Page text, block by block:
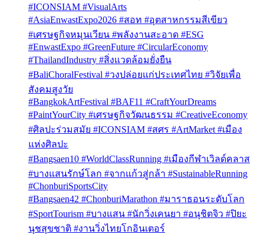
#ICONSIAM #VisualArts
#AsiaEnwastExpo2026 #สอท #อุตสาหกรรมสีเขียว
#เศรษฐกิจหมุนเวียน #พลังงานสะอาด #ESG
#EnwastExpo #GreenFuture #CircularEconomy
#ThailandIndustry #สิ่งแวดล้อมยั่งยืน
#BaliChoralFestival #วงปล่อยแก่ประเทศไทย #วิจัยเพื่อ
สังคมสูงวัย
#BangkokArtFestival #BAF11 #CraftYourDreams
#PaintYourCity #เศรษฐกิจวัฒนธรรม #CreativeEconomy
#ศิลปะร่วมสมัย #ICONSIAM #สศร #ArtMarket #เมือง
แห่งศิลปะ
#Bangsaen10 #WorldClassRunning #เมืองกีฬาเวิลด์คลาส
#บางแสนรักษ์โลก #จากแก้วสู่กล้า #SustainableRunning
#ChonburiSportsCity
#Bangsaen42 #ChonburiMarathon #มาราธอนระดับโลก
#SportTourism #บางแสน #นักวิ่งเคนยา #อนุชิตจิว #ปิยะ
นุชสุขชาติ #งานวิ่งไทยโกอินเตอร์